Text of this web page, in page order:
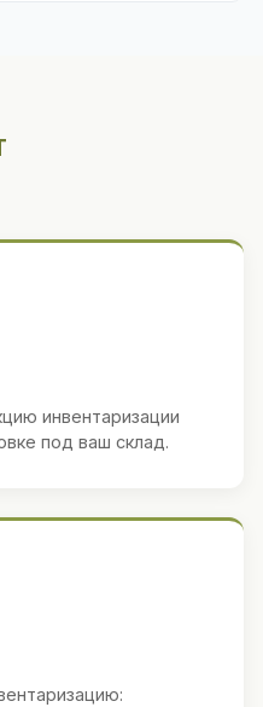
инвентаризации
под ваш склад.